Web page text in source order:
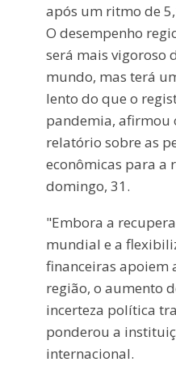
após um ritmo de
O desempenho
será mais vigoroso
mundo, mas terá
lento do que o
pandemia, afirmou
relatório sobre as
econômicas para a
domingo, 31.
"Embora a
mundial e a
financeiras apoiem
região, o aumento
incerteza política
ponderou a
internacional.